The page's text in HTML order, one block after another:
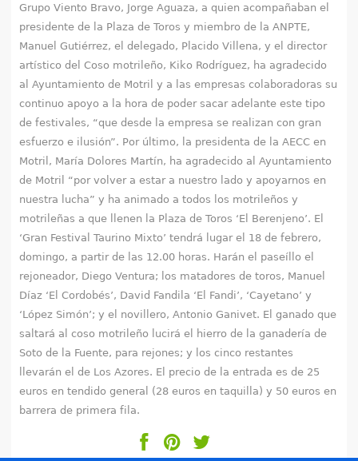
Grupo Viento Bravo, Jorge Aguaza, a quien acompañaban el
presidente de la Plaza de Toros y miembro de la ANPTE,
Manuel Gutiérrez, el delegado, Placido Villena, y el director
artístico del Coso motrileño, Kiko Rodríguez, ha agradecido
al Ayuntamiento de Motril y a las empresas colaboradoras su
continuo apoyo a la hora de poder sacar adelante este tipo
de festivales, “que desde la empresa se realizan con gran
esfuerzo e ilusión”. Por último, la presidenta de la AECC en
Motril, María Dolores Martín, ha agradecido al Ayuntamiento
de Motril “por volver a estar a nuestro lado y apoyarnos en
nuestra lucha” y ha animado a todos los motrileños y
motrileñas a que llenen la Plaza de Toros ‘El Berenjeno’. El
‘Gran Festival Taurino Mixto’ tendrá lugar el 18 de febrero,
domingo, a partir de las 12.00 horas. Harán el paseíllo el
rejoneador, Diego Ventura; los matadores de toros, Manuel
Díaz ‘El Cordobés’, David Fandila ‘El Fandi’, ‘Cayetano’ y
‘López Simón’; y el novillero, Antonio Ganivet. El ganado que
saltará al coso motrileño lucirá el hierro de la ganadería de
Soto de la Fuente, para rejones; y los cinco restantes
llevarán el de Los Azores. El precio de la entrada es de 25
euros en tendido general (28 euros en taquilla) y 50 euros en
barrera de primera fila.